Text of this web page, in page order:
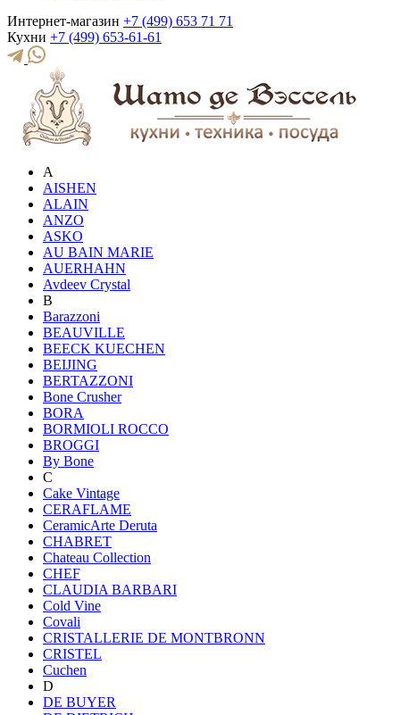
Интернет-магазин +7 (499) 653 71 71
Кухни +7 (499) 653-61-61
A
AISHEN
ALAIN
ANZO
ASKO
AU BAIN MARIE
AUERHAHN
Avdeev Crystal
B
Barazzoni
BEAUVILLE
BEECK KUECHEN
BEIJING
BERTAZZONI
Bone Crusher
BORA
BORMIOLI ROCCO
BROGGI
By Bone
C
Cake Vintage
CERAFLAME
CeramicArte Deruta
CHABRET
Chateau Collection
CHEF
CLAUDIA BARBARI
Cold Vine
Covali
CRISTALLERIE DE MONTBRONN
CRISTEL
Cuchen
D
DE BUYER